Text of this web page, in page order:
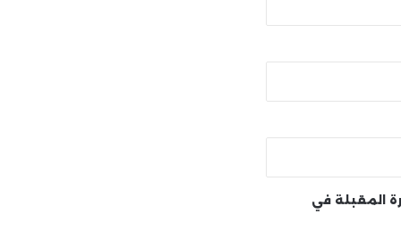
المقبلة في